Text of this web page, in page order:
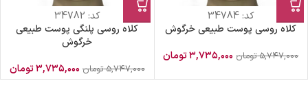
کد:34784
کلاه روسی پوست طبیعی خرگوش
۵,۷۴۷,۰۰۰ تومان ۳,۷۳۵,۰۰۰تومان
کد: 34782
کلاه روسی پلنگی پوست طبیعی
خرگوش
۵,۷۴۷,۰۰۰ تومان ۳,۷۳۵,۰۰۰تومان